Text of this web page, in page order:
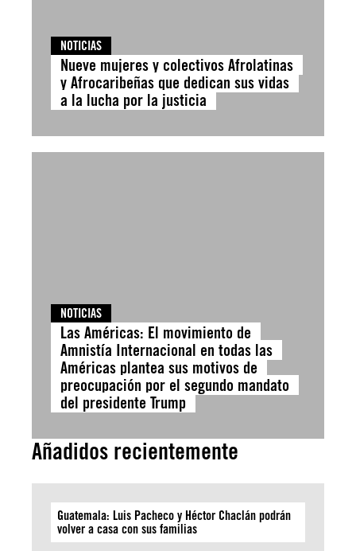
NOTICIAS
Nueve mujeres y colectivos Afrolatinas
y Afrocaribeñas que dedican sus vidas
a la lucha por la justicia
NOTICIAS
Las Américas: El movimiento de
Amnistía Internacional en todas las
Américas plantea sus motivos de
preocupación por el segundo mandato
del presidente Trump
Añadidos recientemente
Guatemala: Luis Pacheco y Héctor Chaclán podrán
volver a casa con sus familias